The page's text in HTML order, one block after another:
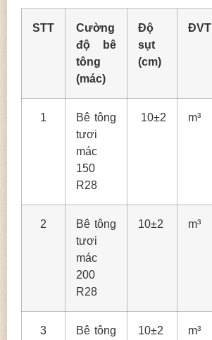
STT
Cường
độ bê
tông
(mác)
Độ
sụt
(cm)
ĐVT
1
Bê tông
tươi
mác
150
R28
10±2 m³
2
Bê tông
tươi
mác
200
R28
10±2 m³
3
Bê tông
10±2 m³